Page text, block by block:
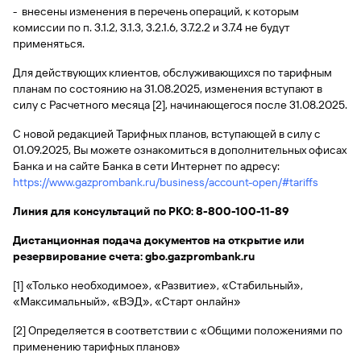
специальные
предложения
Бонус
«Плюс»
Информация
для
держателей
карт
Дополнительная
Банки-
партнеры
Pay
полезно
Часто
вопросы
Калькулятор
вкладов
Быстрый
по
Вклады
кредитной
истории
Кредитный
помощник
Быстрый
поиск
по
Открыть
брокерский
счет
Брокерское
обслуживание
Инвестиционные
продукты
доверительного
управления
вычет
Быстрый
поиск
сайту
Отчет о
кредитной
истории
Станьте
партнером
Быстрый
поиск
по
Вклады
Кредитный
рейтинг
Отчет о
кредитной
Станьте
партнером
Партнерам
для
партнеров
поиск
по
Gazprom
Pay
Интернет-
банк
Мобильное
приложение
i-
GorodPay
Открыть
счет
Отделения
банка
Банкоматы
инкассация
с Moniron
Онлайн-
касса 3 в 1 с
эквайрингом
Может
быть
полезно
115-ФЗ
для
малого
бизнеса
для
среднего
сервисы
«Копии
документов»
Быстрый
по
сайту
Вклады
Курсы
валют
оплата
таможенных
платежей
Быстрый
поиск
сайту
Вклады
по
сайту
сайту
Вклады
- внесены изменения в перечень операций, к которым
комиссии по п. 3.1.2, 3.1.3, 3.2.1.6, 3.7.2.2 и 3.7.4 не будут
применяться.
Для действующих клиентов, обслуживающихся по тарифным
планам по состоянию на 31.08.2025, изменения вступают в
силу с Расчетного месяца [2], начинающегося после 31.08.2025.
С новой редакцией Тарифных планов, вступающей в силу с
01.09.2025, Вы можете ознакомиться в дополнительных офисах
Банка и на сайте Банка в сети Интернет по адресу:
https://www.gazprombank.ru/business/account-open/#tariffs
Линия для консультаций по РКО: 8-800-100-11-89
Дистанционная подача документов на открытие или
резервирование счета: gbo.gazprombank.ru
[1] «Только необходимое», «Развитие», «Стабильный»,
«Максимальный», «ВЭД», «Старт онлайн»
[2] Определяется в соответствии с «Общими положениями по
применению тарифных планов»